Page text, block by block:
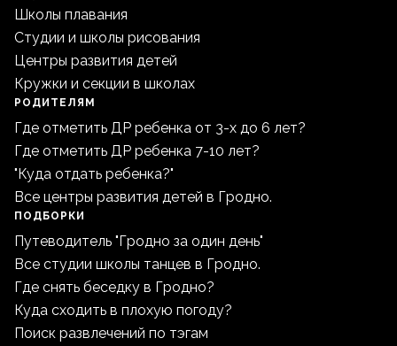
Школы плавания
Студии и школы рисования
Центры развития детей
Кружки и секции в школах
РОДИТЕЛЯМ
Где отметить ДР ребенка от 3-х до 6 лет?
Где отметить ДР ребенка 7-10 лет?
"Куда отдать ребенка?"
Все центры развития детей в Гродно.
ПОДБОРКИ
Путеводитель "Гродно за один день"
Все студии школы танцев в Гродно.
Где снять беседку в Гродно?
Куда сходить в плохую погоду?
Поиск развлечений по тэгам